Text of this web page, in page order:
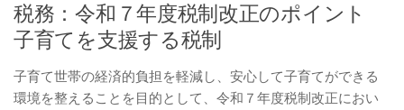
税務：令和７年度税制改正のポイント
子育てを支援する税制
子育て世帯の経済的負担を軽減し、安心して子育てができる
環境を整えることを目的として、令和７年度税制改正におい